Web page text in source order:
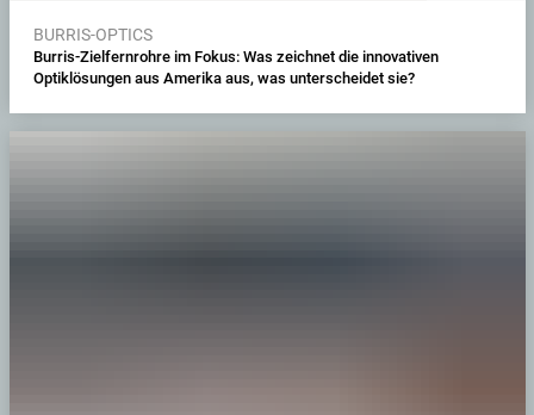
BURRIS-OPTICS
Burris-Zielfernrohre im Fokus: Was zeichnet die innovativen
Optiklösungen aus Amerika aus, was unterscheidet sie?